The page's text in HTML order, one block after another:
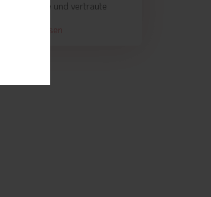
harmonische und vertraute
Neben dem freundschaftlichen
Bedürfnisse jedes Einzelnen ist
weiterlesen